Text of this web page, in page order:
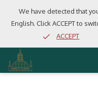
We have detected that
English. Click ACCEPT to
ACCEPT